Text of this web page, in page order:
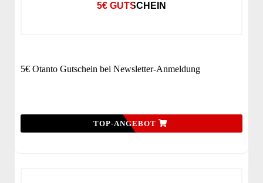
5€ GUTSCHEIN
5€ Otanto Gutschein bei Newsletter-Anmeldung
TOP-ANGEBOT